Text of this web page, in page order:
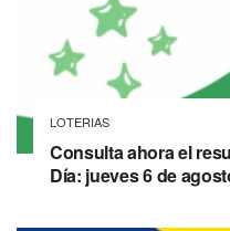
LOTERIAS
Consulta ahora el
Día: jueves 6 de